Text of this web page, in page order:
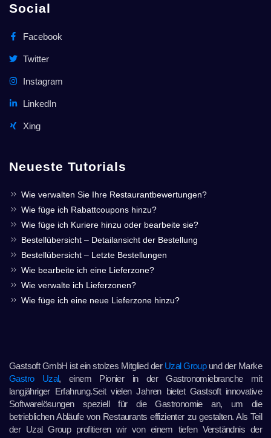
Social
Facebook
Twitter
Instagram
LinkedIn
Xing
Neueste Tutorials
Wie verwalten Sie Ihre Restaurantbewertungen?
Wie füge ich Rabattcoupons hinzu?
Wie füge ich Kuriere hinzu oder bearbeite sie?
Bestellübersicht – Detailansicht der Bestellung
Bestellübersicht – Letzte Bestellungen
Wie bearbeite ich eine Lieferzone?
Wie verwalte ich Lieferzonen?
Wie füge ich eine neue Lieferzone hinzu?
Gastsoft GmbH ist ein stolzes Mitglied der Uzal Groupund der Marke
Gastro Uzal, einem Pionier in der Gastronomiebranche mit
langjähriger Erfahrung.Seit vielen Jahren bietet Gastsoft innovative
Softwarelösungen speziell für die Gastronomie an, um die
betrieblichen Abläufe von Restaurants effizienter zu gestalten. Als Teil
der Uzal Group profitieren wir von einem tiefen Verständnis der